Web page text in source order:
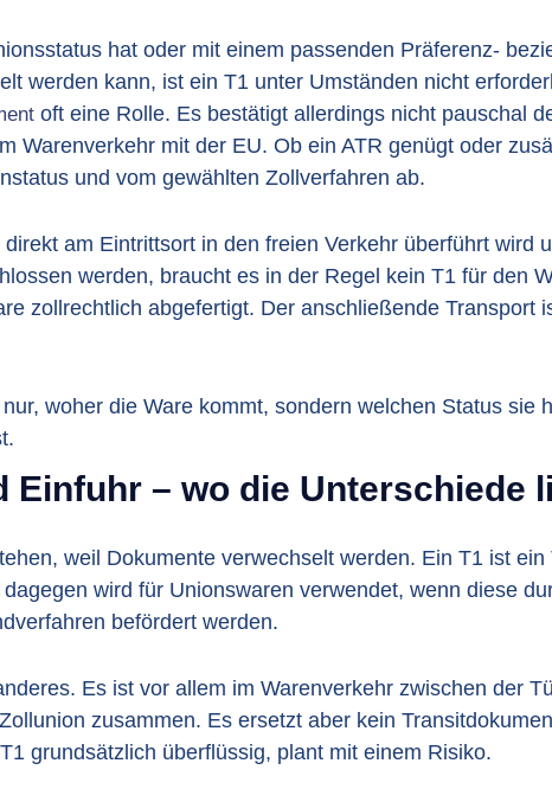
hat oder mit einem passenden Präferenz-
werden kann, ist ein T1 unter Umständen nicht
oft eine Rolle. Es bestätigt allerdings nicht pauschal
Warenverkehr mit der EU. Ob ein ATR genügt oder
und vom gewählten Zollverfahren ab.
am Eintrittsort in den freien Verkehr überführt wird
werden, braucht es in der Regel kein T1 für den
zollrechtlich abgefertigt. Der anschließende Transport
woher die Ware kommt, sondern welchen Status sie
Einfuhr – wo die Unterschiede
weil Dokumente verwechselt werden. Ein T1 ist
wird für Unionswaren verwendet, wenn diese
befördert werden.
Es ist vor allem im Warenverkehr zwischen der
zusammen. Es ersetzt aber kein
grundsätzlich überflüssig, plant mit einem Risiko.